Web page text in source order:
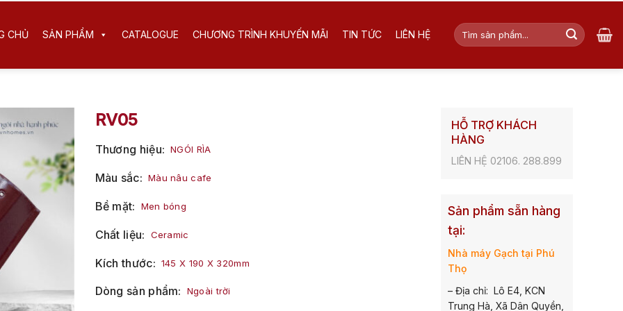
CHỦ SẢN PHẨM CATALOGUE CHƯƠNG TRÌNH KHUYẾN MÃI TIN TỨC LIÊN HỆ
Tìm
kiếm:
RV05
Thương hiệu NGÓI RÌA
Màu sắc Màu nâu cafe
Bề mặt Men bóng
Chất liệu Ceramic
Kích thước 145 X 190 X 320mm
Dòng sản phẩm Ngoài trời
HỖ TRỢ KHÁCH
HÀNG
LIÊN HỆ 02106. 288.899
Sản phẩm sẵn hàng
tại:
Nhà máy Gạch tại Phú
Thọ
– Địa chỉ: Lô E4, KCN
Trung Hà, Xã Dân Quyền,